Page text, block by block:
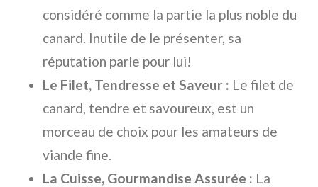
considéré comme la partie la plus noble du
canard. Inutile de le présenter, sa
réputation parle pour lui!
Le Filet, Tendresse et Saveur : Le filet de
canard, tendre et savoureux, est un
morceau de choix pour les amateurs de
viande fine.
La Cuisse, Gourmandise Assurée : La